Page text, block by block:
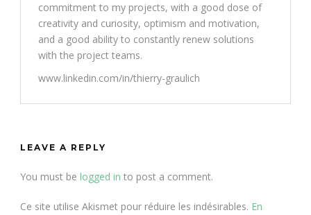
commitment to my projects, with a good dose of
creativity and curiosity, optimism and motivation,
and a good ability to constantly renew solutions
with the project teams.
www.linkedin.com/in/thierry-graulich
LEAVE A REPLY
You must be logged in to post a comment.
Ce site utilise Akismet pour réduire les indésirables. En